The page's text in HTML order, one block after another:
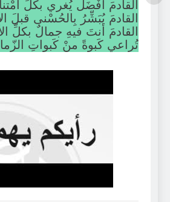
القادمَ أفْضَل يُغري بكلِّ
القادمَ يُبَشِّرُ بِالحُسْنى قبلَ
القادمَ أنتَ فيهِ جمالٌ بكلِّ
تُراعي كَبوةً منْ كَبواتِ